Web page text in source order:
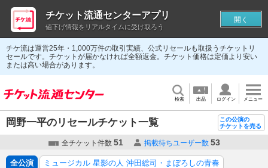
チケ流は運営25年・1,000万件の取引実績、公式リセールも取扱うチケットリ
セールです。チケットが届かなければ全額返金。チケット価格は定価より安い
または高い場合があります。
検索 出品 ログイン メニュー
岡野一平のリセールチケット一覧
この公演の
チケットを売る
全チケット件数 51 掲載待ちユーザー数 53
全公演 ミュージカル 星影の人 沖田総司・まぼろしの青春
チケット流通センターアプリ
値下げ情報をリアルタイムに受け取ろう
開く